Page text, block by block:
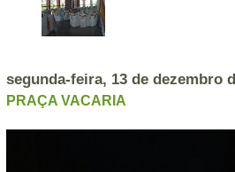
segunda-feira, 13 de dezembro
PRAÇA VACARIA